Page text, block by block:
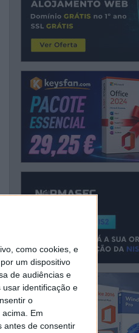
como cookies, e
um dispositivo
de audiências e
identificação e
o
Em
antes de consentir